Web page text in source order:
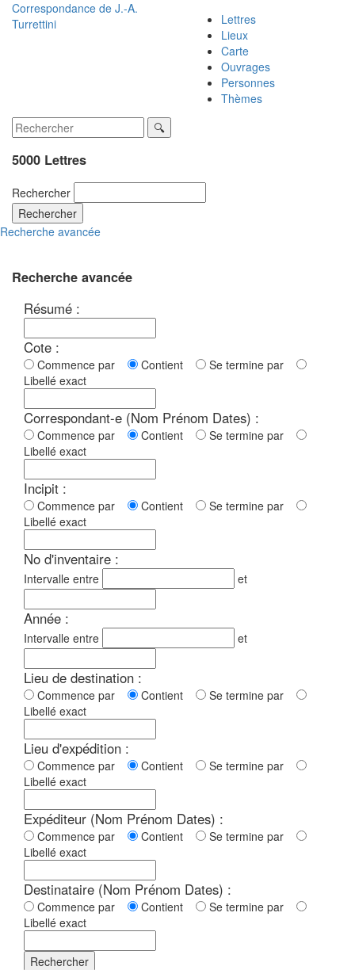
Correspondance de J.-A.
Turrettini
Lettres
Lieux
Carte
Ouvrages
Personnes
Thèmes
5000 Lettres
Rechercher
Rechercher
Recherche avancée
Recherche avancée
Résumé :
Cote :
Commence par Contient
Se termine par
Libellé exact
Correspondant-e (Nom Prénom Dates) :
Commence par Contient
Se termine par
Libellé exact
Incipit :
Commence par Contient
Se termine par
Libellé exact
No d'inventaire :
Intervalle entre et
Année :
Intervalle entre et
Lieu de destination :
Commence par Contient
Se termine par
Libellé exact
Lieu d'expédition :
Commence par Contient
Se termine par
Libellé exact
Expéditeur (Nom Prénom Dates) :
Commence par Contient
Se termine par
Libellé exact
Destinataire (Nom Prénom Dates) :
Commence par Contient
Se termine par
Libellé exact
Rechercher